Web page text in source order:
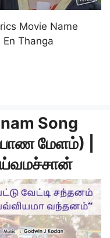
Movie Name
En Thanga
Song
மேளம்) |